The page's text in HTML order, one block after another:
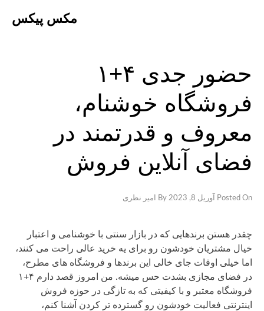
مکس پیکس
حضور جدی ۴+۱
فروشگاه خوشنام،
معروف و قدرتمند در
فضای آنلاین فروش
Posted On آوریل 8, 2023 امیر نظری
چقدر هستن برندهایی که در بازار سنتی با خوشنامی و اعتبار
خیال مشتریان خودشون رو برای یه خرید عالی راحت می کنند،
اما خیلی اوقات جای خالی این برندها و فروشگاه های مطرح،
در فضای مجازی بشدت حس میشه. من امروز قصد دارم ۴+۱
فروشگاه معتبر و با کیفیتی که به تازگی در حوزه فروش
اینترنتی فعالیت خودشون رو گسترده تر کردن آشنا کنم،